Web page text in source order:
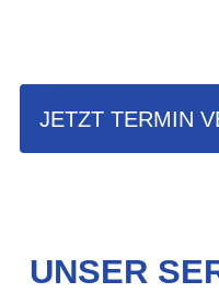
JETZT TERMIN
UNSER